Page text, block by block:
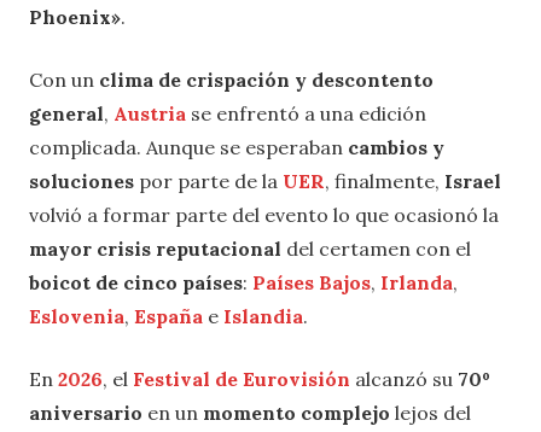
Phoenix».
Con un clima de crispación y descontento
general, Austria se enfrentó a una edición
complicada. Aunque se esperaban cambios y
soluciones por parte de la UER, finalmente, Israel
volvió a formar parte del evento lo que ocasionó la
mayor crisis reputacional del certamen con el
boicot de cinco países: Países Bajos, Irlanda,
Eslovenia, España e Islandia.
En 2026, el Festival de Eurovisión alcanzó su 70º
aniversario en un momento complejo lejos del